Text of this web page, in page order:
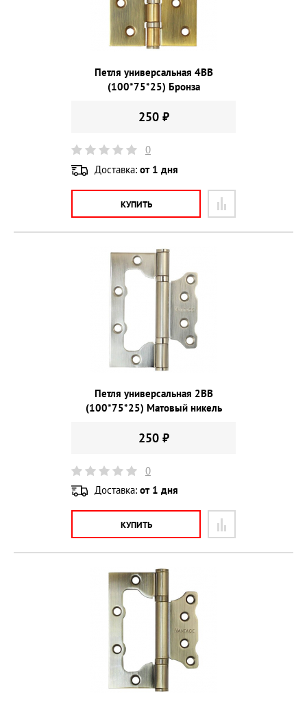
Петля универсальная 4ВВ
(100*75*25) Бронза
250 ₽
0
Доставка: от 1 дня
КУПИТЬ
Петля универсальная 2ВВ
(100*75*25) Матовый никель
250 ₽
0
Доставка: от 1 дня
КУПИТЬ